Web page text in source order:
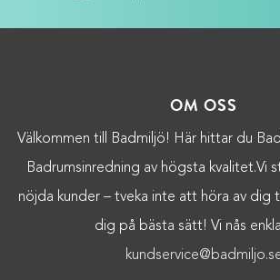
OM OSS
Välkommen till Badmiljö! Här hittar du
Badrumsinredning av högsta kvalitet.Vi
nöjda kunder – tveka inte att höra av dig
dig på bästa sätt! Vi nås